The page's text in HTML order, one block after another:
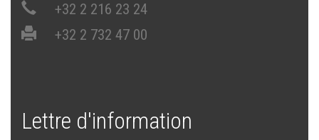
+32 2 216 23 24
+32 2 732 47 00
Lettre d'information